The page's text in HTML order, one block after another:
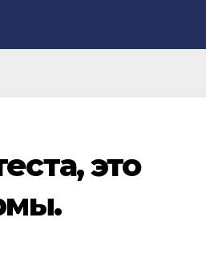
это